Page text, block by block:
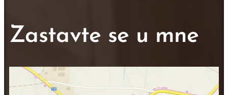
Zastavte se u mne